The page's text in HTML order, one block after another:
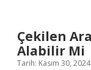
Çekilen
Alabilir Mi
Tarih: Kasım 30, 2024